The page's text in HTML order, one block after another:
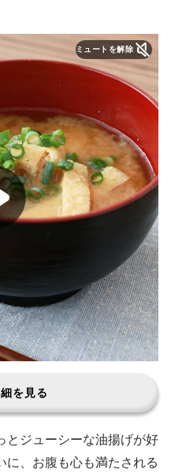
ミュートを解除
を見る
とジューシーな油揚げが好
に、お腹も心も満たされる